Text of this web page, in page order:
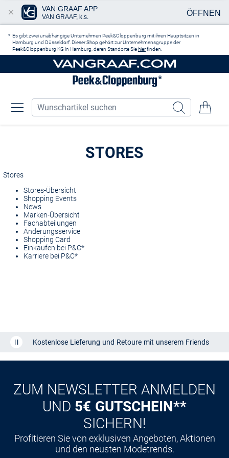
Es gibt zwei unabhängige Unternehmen Peek&Cloppenburg mit ihren Hauptsitzen in
Hamburg und Düsseldorf. Dieser Shop gehört zur Unternehmensgruppe der
Peek&Cloppenburg KG in Hamburg, deren Standorte Sie hierfinden.
STORES
Stores
Stores-Übersicht
Shopping Events
News
Marken-Übersicht
Fachabteilungen
Änderungsservice
Shopping Card
Einkaufen bei P&C*
Karriere bei P&C*
Kostenlose Lieferung und Retoure mit unserem Friends
CLUB
Kauf aufRechnung
ZUM NEWSLETTER ANMELDEN
UND 5€ GUTSCHEIN**
SICHERN!
Profitieren Sie von exklusiven Angeboten, Aktionen
und den neusten Modetrends.
VAN GRAAF APP
VAN GRAAF, k.s. ÖFFNEN